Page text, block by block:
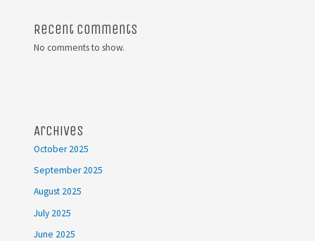
Recent Comments
No comments to show.
Archives
October 2025
September 2025
August 2025
July 2025
June 2025